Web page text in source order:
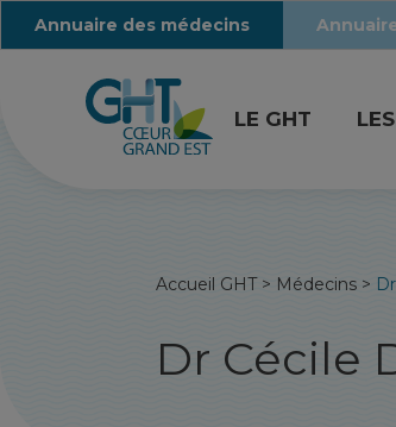
Annuaire des médecins
LE GHT
Accueil GHT> Médecins >
Dr Cécile